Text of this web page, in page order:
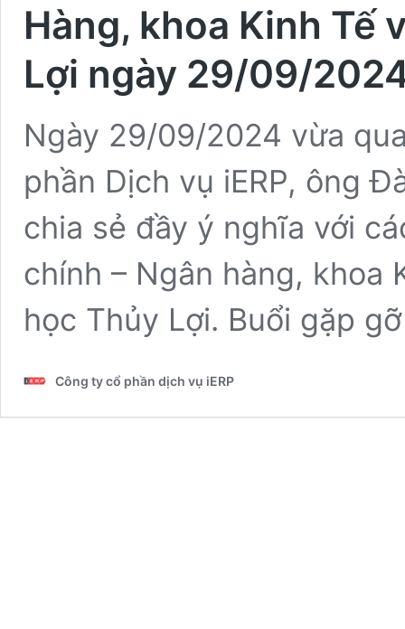
Hàng, khoa Kinh Tế
Lợi ngày 29/09/
Ngày 29/09/2024 vừa
phần Dịch vụ iERP, ông
chia sẻ đầy ý nghĩa với
chính – Ngân hàng, khoa
học Thủy Lợi. Buổi gặp
Công ty cổ phần dịch vụ iERP